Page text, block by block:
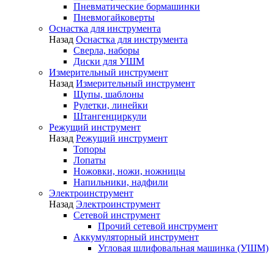
Пневматические бормашинки
Пневмогайковерты
Оснастка для инструмента
Назад Оснастка для инструмента
Сверла, наборы
Диски для УШМ
Измерительный инструмент
Назад Измерительный инструмент
Щупы, шаблоны
Рулетки, линейки
Штангенциркули
Режущий инструмент
Назад Режущий инструмент
Топоры
Лопаты
Ножовки, ножи, ножницы
Напильники, надфили
Электроинструмент
Назад Электроинструмент
Сетевой инструмент
Прочий сетевой инструмент
Аккумуляторный инструмент
Угловая шлифовальная машинка (УШМ)